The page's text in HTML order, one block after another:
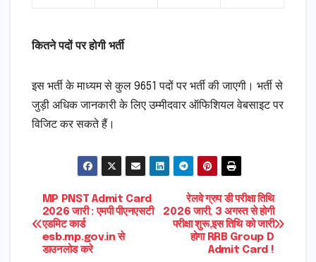
कितने पदों पर होगी भर्ती
इस भर्ती के माध्यम से कुल 9651 पदों पर भर्ती की जाएगी। भर्ती से
जुड़ी अधिक जानकारी के लिए उम्मीदवार ऑफिशियल वेबसाइट पर
विजिट कर सकते हैं।
Post
navigation
रेलवे ग्रुप डी परीक्षा तिथि
2026 जारी, 3 अगस्त से होगी
परीक्षा शुरू,इस तिथि को जारी
होगा RRB Group D
Admit Card !
MP PNST Admit Card
2026 जारी : एमपी पीएनएसटी
एडमिट कार्ड
esb.mp.gov.in से
डाउनलोड करे